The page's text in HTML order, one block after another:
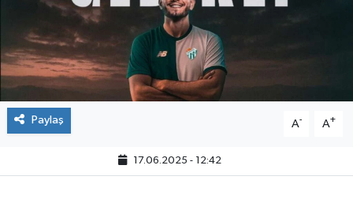
Paylaş A- A+
17.06.2025 - 12:42